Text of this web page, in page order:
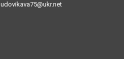
udovikava75@ukr.net